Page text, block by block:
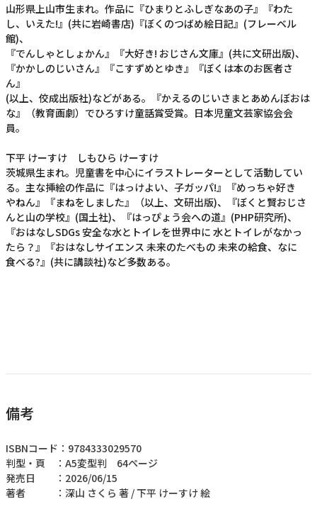
山形県上山市生まれ。作品に『ひまりとふしぎなあの子』『わた
し、いえた!』(共に岩崎書店)『ぼくのつばめ絵日記』(フレーベル
館)、
『でんしゃとしょかん』『大好き! おじさん文庫』(共に文研出版)、
『かかしのじいさん』『こすずめとゆき』『ぼくは本のお医者さ
ん』
(以上、佼成出版社)などがある。『かえるのじいさまとあめんぼおは
な』（教育画劇）でひろすけ童話賞受賞。日本児童文芸家協会会
員。
下平 けーすけ しもひら けーすけ
茨城県生まれ。児童書を中心にイラストレーターとして活動してい
る。主な挿絵の作品に『はっけよい、子ガッパ!』『めっちゃ好き
やねん』『まねをしました』（以上、文研出版)、『ぼくと賢おじさ
んと山の学校』(国土社)、『はっぴょう会への道』(PHP研究所)、
『おはなしSDGs 安全な水とトイレを世界中に 水とトイレがなかっ
たら？』『おはなしサイエンス 未来のたべもの 未来の給食、なに
食べる?』(共に講談社)など多数ある。
備考
ISBNコード：9784333029570
判型・頁 ：A5変型判 64ページ
発売日 ：2026/06/15
著者 ：深山 さくら 著 / 下平 けーすけ 絵